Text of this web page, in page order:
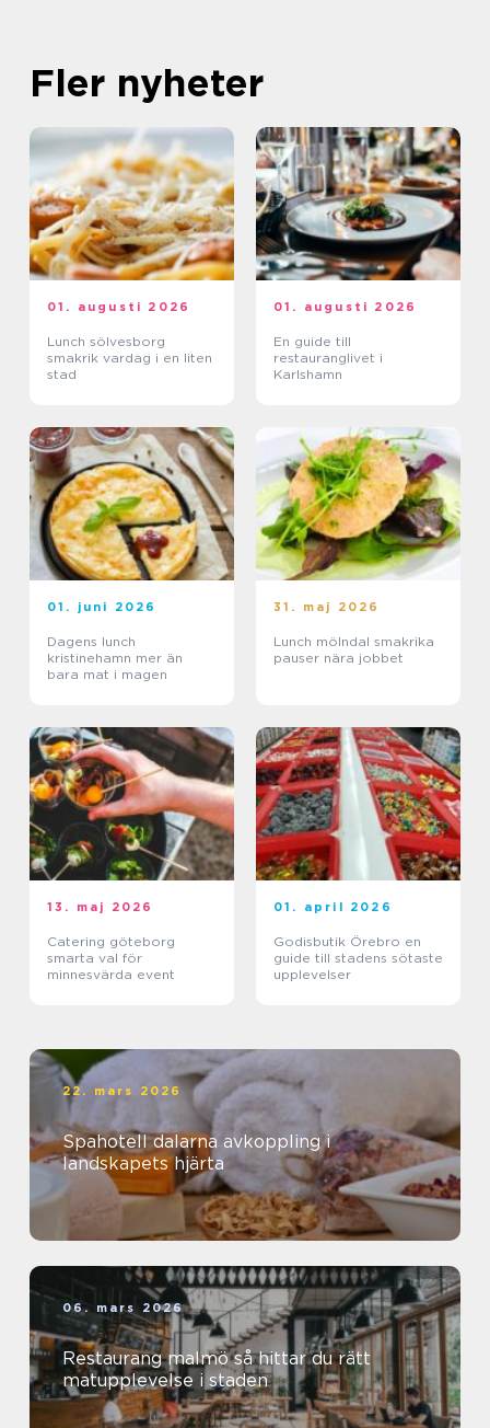
Fler nyheter
01. augusti 2026
Lunch sölvesborg
smakrik vardag i en liten
stad
01. augusti 2026
En guide till
restauranglivet i
Karlshamn
01. juni 2026
Dagens lunch
kristinehamn mer än
bara mat i magen
31. maj 2026
Lunch mölndal smakrika
pauser nära jobbet
13. maj 2026
Catering göteborg
smarta val för
minnesvärda event
01. april 2026
Godisbutik Örebro en
guide till stadens sötaste
upplevelser
22. mars 2026
Spahotell dalarna avkoppling i
landskapets hjärta
06. mars 2026
Restaurang malmö så hittar du rätt
matupplevelse i staden